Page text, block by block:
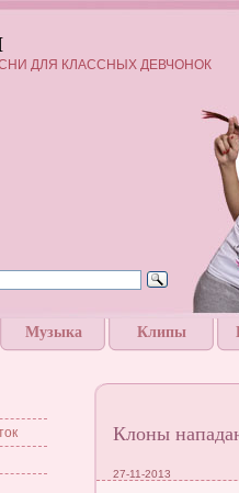
ДЛЯ КЛАССНЫХ ДЕВЧОНОК
Музыка Клипы
Клоны
27-11-2013